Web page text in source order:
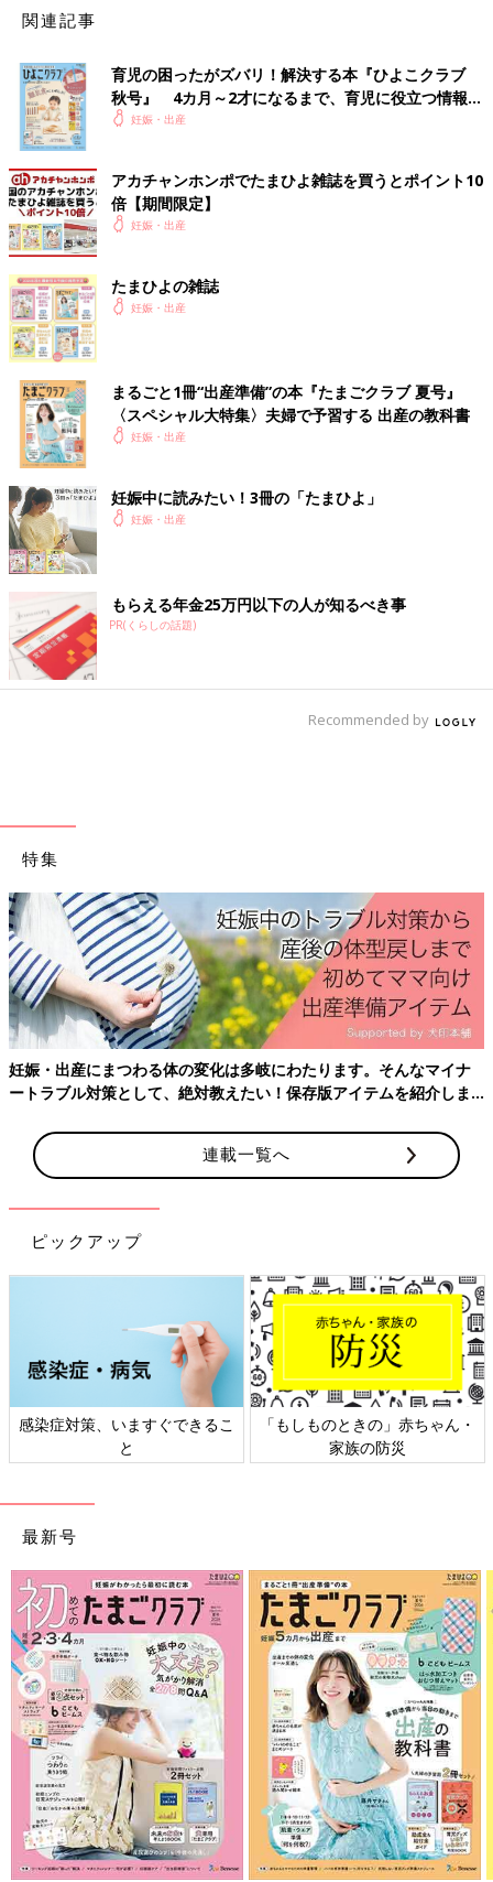
です。
――こういった悩みを、誰かに相談できたりしましたか？
小森さん：正直、まわりにはあまり言えなかったですね。でも、
病院に通わなくてはいけなので、ネイルサロンのスタッフには打
ち明けて相談したりしていました。一度、お店で働いているとき
に流産がはじまってしまって、どうしたらいいかわからないし、
怖いしで、その時は辛かったです。
働きながらの妊活って、本当に大変だと思うんです。仕事と病院
通いの調整などはもちろんですが、もし流産をしてしまって、自
然排出を待っているときに仕事をするのは、とても辛いです。自
然排出がいつどうはじまるかわからないし、ときには大量出血か
らはじまるパターンもあるんです。
こういった悩みって、まわりに言いづらいけど、言わないと理解
してもらえないというのもあります。相談できそうな人には、伝
えてみてもいいのではないかなと思います。
出産当日まで不安だった妊娠中は、 明るい家族が支
えてくれた！
――辛い経験を乗り越えられたのは、やはりご家族の支えが大き
かったですか？
小森さん：そうですね。主人は、頭の中ではいろいろと考えてい
る人ではありますが、私の前では能天気でいてくれて、それが救
いなんです。それにどんな時でも、「純の体は大丈夫なの？」と
いつも心配してくれました。３人目のことも、「無理しなくてい
いんじゃない？」というような気持ちのもっていき方をしてくれ
て、それが心の支えになっていたんじゃないかなと思います。
――上のお子さんたちは、妊活中はどのように伝えていたのです
小森さん：お兄ちゃんたちには、不安にさせちゃうので、初期の
行ったときに妊娠したことが子どもたちにも知られてしまっ
て……。「赤ちゃんがお腹にいるの!?すごーい！」と言ってくれ
たのに、流産してしまったんです。その時の流産は、どう伝えて
いいのか難しかったですね。
――いろいろなことがあった中で、自然妊娠で３人目のお子さん
を授かって、その時のお気持ちはどうでしたか？
小森さん：とにかく不安でした！「きっと大丈夫だろう」って思
わなきゃとマインドコントロールするように、自分に思い込ませ
ていましたね。でも、どこかでずっと不安を抱えていました。
臨月に入っても、出産の当日も不安なままで、「本当にこの子を
関連記事
育児の困ったがズバリ！解決する本『ひよこクラブ
秋号』 4カ月～2才になるまで、育児に役立つ情報が
いっぱい！
妊娠・出産
アカチャンホンポでたまひよ雑誌を買うとポイント10
倍【期間限定】
妊娠・出産
たまひよの雑誌
妊娠・出産
まるごと1冊“出産準備”の本『たまごクラブ 夏号』
〈スペシャル大特集〉夫婦で予習する 出産の教科書
妊娠・出産
妊娠中に読みたい！3冊の「たまひよ」
妊娠・出産
もらえる年金25万円以下の人が知るべき事
PR(くらしの話題)
Recommended by
特集
妊娠・出産にまつわる体の変化は多岐にわたります。そんなマイナ
ートラブル対策として、絶対教えたい！保存版アイテムを紹介しま
連載一覧へ
ピックアップ
感染症対策、いますぐできるこ
と
「もしものときの」赤ちゃん・
家族の防災
最新号